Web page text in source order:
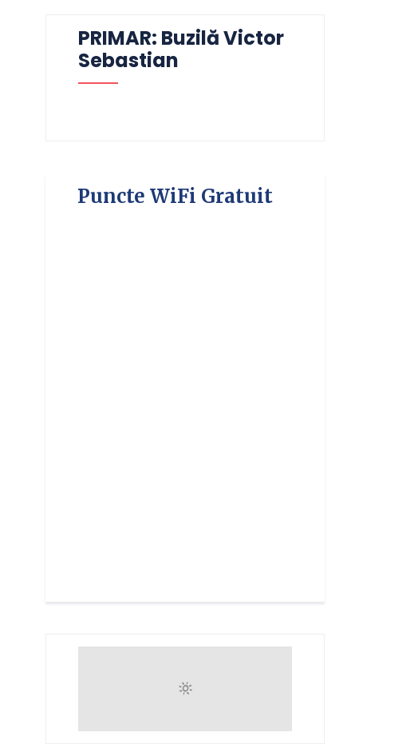
PRIMAR: Buzilă Victor
Sebastian
Puncte WiFi Gratuit